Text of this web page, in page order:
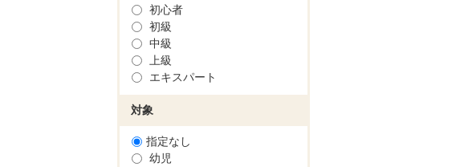
初心者
初級
中級
上級
エキスパート
対象
指定なし
幼児